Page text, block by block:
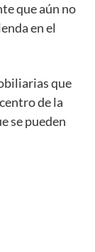
que aún no
en el
que
de la
se pueden